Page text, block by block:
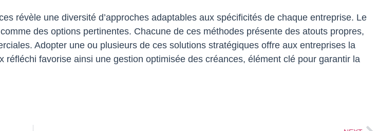
révèle une diversité d’approches adaptables aux spécificités de chaque entreprise. Le
des options pertinentes. Chacune de ces méthodes présente des atouts propres,
Adopter une ou plusieurs de ces solutions stratégiques offre aux entreprises la
favorise ainsi une gestion optimisée des créances, élément clé pour garantir la